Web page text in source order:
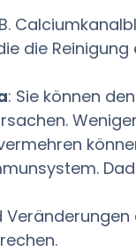
die
: Sie können